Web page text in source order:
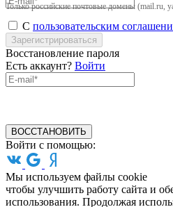
Только российские почтовые домены (mail.ru,
С пользовательским
Зарегистрироваться
Восстановление пароля
Есть аккаунт? Войти
ВОССТАНОВИТЬ
Войти с помощью:
Мы используем файлы cookie
чтобы улучшить работу сайта и
использования. Продолжая